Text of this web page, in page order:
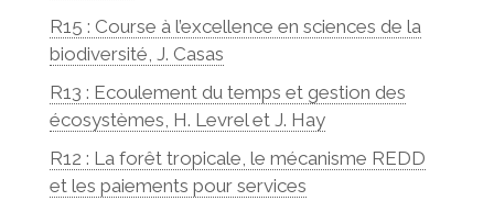
R15 : Course à l’excellence en sciences de la
biodiversité, J. Casas
R13 : Ecoulement du temps et gestion des
écosystèmes, H. Levrel et J. Hay
R12 : La forêt tropicale, le mécanisme REDD
et les paiements pour services